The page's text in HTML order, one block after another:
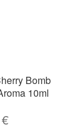
Bomb
10ml
€